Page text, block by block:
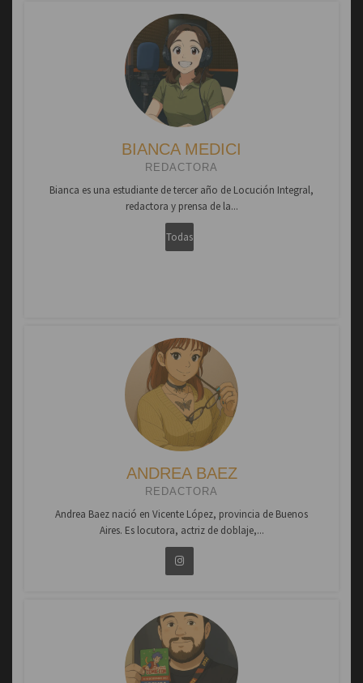
BIANCA MEDICI
REDACTORA
Bianca es una estudiante de tercer año de Locución Integral,
redactora y prensa de la...
Todas
ANDREA BAEZ
REDACTORA
Andrea Baez nació en Vicente López, provincia de Buenos
Aires. Es locutora, actriz de doblaje,...